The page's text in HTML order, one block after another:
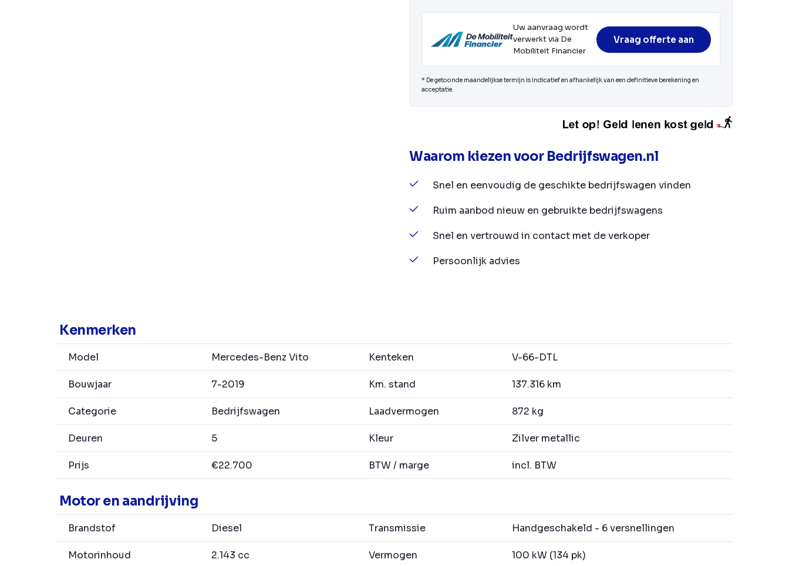
Uw aanvraag wordt
verwerkt via De
Mobiliteit Financier
Vraag offerte aan
* De getoonde maandelijkse termijn is indicatief en afhankelijk van een definitieve berekening en
acceptatie.
Waarom kiezen voor Bedrijfswagen.nl
Snel en eenvoudig de geschikte bedrijfswagen vinden
Ruim aanbod nieuw en gebruikte bedrijfswagens
Snel en vertrouwd in contact met de verkoper
Persoonlijk advies
Kenmerken
Model Mercedes-Benz Vito Kenteken V-66-DTL
Bouwjaar 7-2019 Km. stand 137.316 km
Categorie Bedrijfswagen Laadvermogen 872 kg
Deuren 5 Kleur Zilver metallic
Prijs €22.700 BTW / marge incl. BTW
Motor en aandrijving
Brandstof Diesel Transmissie Handgeschakeld - 6 versnellingen
Motorinhoud 2.143 cc Vermogen 100 kW (134 pk)